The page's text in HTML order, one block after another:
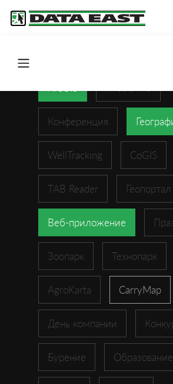
Конференция
WellTracking CoGIS
TAB Reader Геопортал
Веб-приложение
Зоопарк Технопарк
AgroKarta CarryMap
День компании
Бурение Образование